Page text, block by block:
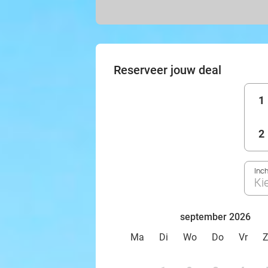
Reserveer jouw deal
1
2
september 2026
Ma
Di Wo Do Vr